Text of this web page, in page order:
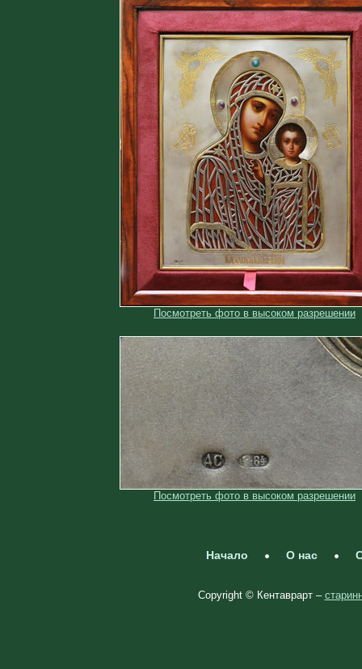
Посмотреть фото в высоком разрешении
Посмотреть фото в высоком разрешении
Начало О нас
Copyright © Кентаврарт –